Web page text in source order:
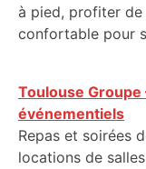
à pied, profiter
confortable pour
Toulouse Groupe
événementiels
Repas et soirées
locations de